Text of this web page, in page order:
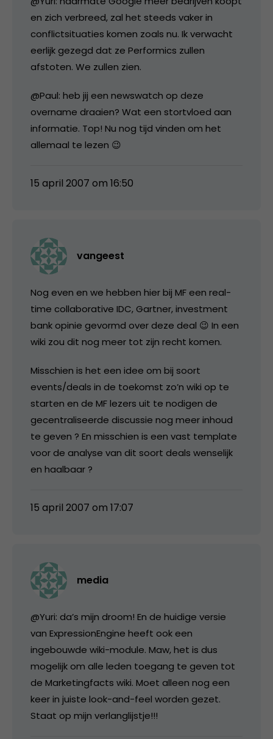
en zich verbreed, zal het steeds vaker in
conflictsituaties komen zoals nu. Ik verwacht
eerlijk gezegd dat ze Performics zullen
afstoten. We zullen zien.
@Paul: heb jij een newswatch op deze
overname draaien? Wat een stortvloed aan
informatie. Top! Nu nog tijd vinden om het
allemaal te lezen 😉
15 april 2007 om 16:50
vangeest
Nog even en we hebben hier bij MF een real-
time collaborative IDC, Gartner, investment
bank opinie gevormd over deze deal 😉 In een
wiki zou dit nog meer tot zijn recht komen.
Misschien is het een idee om bij soort
events/deals in de toekomst zo’n wiki op te
starten en de MF lezers uit te nodigen de
gecentraliseerde discussie nog meer inhoud
te geven ? En misschien is een vast template
voor de analyse van dit soort deals wenselijk
en haalbaar ?
15 april 2007 om 17:07
media
@Yuri: da’s mijn droom! En de huidige versie
van ExpressionEngine heeft ook een
ingebouwde wiki-module. Maw, het is dus
mogelijk om alle leden toegang te geven tot
de Marketingfacts wiki. Moet alleen nog een
keer in juiste look-and-feel worden gezet.
Staat op mijn verlanglijstje!!!